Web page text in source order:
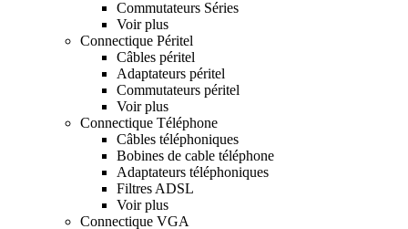
Commutateurs Séries
Voir plus
Connectique Péritel
Câbles péritel
Adaptateurs péritel
Commutateurs péritel
Voir plus
Connectique Téléphone
Câbles téléphoniques
Bobines de cable téléphone
Adaptateurs téléphoniques
Filtres ADSL
Voir plus
Connectique VGA